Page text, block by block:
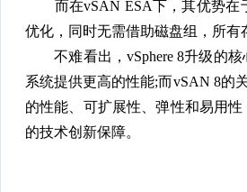
而在vSAN ESA下，其优势在
优化，同时无需借助磁盘组，所
不难看出，vSphere 8升级的核
系统提供更高的性能;而vSAN 8的
的性能、可扩展性、弹性和易用
的技术创新保障。